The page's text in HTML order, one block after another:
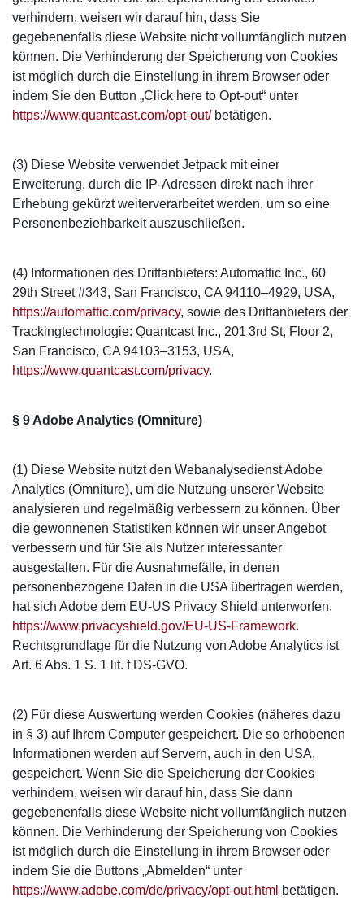
verhindern, weisen wir darauf hin, dass Sie
gegebenenfalls diese Website nicht vollumfänglich nutzen
können. Die Verhinderung der Speicherung von Cookies
ist möglich durch die Einstellung in ihrem Browser oder
indem Sie den Button „Click here to Opt-out“ unter
https://www.quantcast.com/opt-out/betätigen.
(3) Diese Website verwendet Jetpack mit einer
Erweiterung, durch die IP-Adressen direkt nach ihrer
Erhebung gekürzt weiterverarbeitet werden, um so eine
Personenbeziehbarkeit auszuschließen.
(4) Informationen des Drittanbieters: Automattic Inc., 60
29th Street #343, San Francisco, CA 94110–4929, USA,
https://automattic.com/privacy, sowie des Drittanbieters der
Trackingtechnologie: Quantcast Inc., 201 3rd St, Floor 2,
San Francisco, CA 94103–3153, USA,
https://www.quantcast.com/privacy.
§ 9 Adobe Analytics (Omniture)
(1) Diese Website nutzt den Webanalysedienst Adobe
Analytics (Omniture), um die Nutzung unserer Website
analysieren und regelmäßig verbessern zu können. Über
die gewonnenen Statistiken können wir unser Angebot
verbessern und für Sie als Nutzer interessanter
ausgestalten. Für die Ausnahmefälle, in denen
personenbezogene Daten in die USA übertragen werden,
hat sich Adobe dem EU-US Privacy Shield unterworfen,
https://www.privacyshield.gov/EU-US-Framework.
Rechtsgrundlage für die Nutzung von Adobe Analytics ist
Art. 6 Abs. 1 S. 1 lit. f DS-GVO.
(2) Für diese Auswertung werden Cookies (näheres dazu
in § 3) auf Ihrem Computer gespeichert. Die so erhobenen
Informationen werden auf Servern, auch in den USA,
gespeichert. Wenn Sie die Speicherung der Cookies
verhindern, weisen wir darauf hin, dass Sie dann
gegebenenfalls diese Website nicht vollumfänglich nutzen
können. Die Verhinderung der Speicherung von Cookies
ist möglich durch die Einstellung in ihrem Browser oder
indem Sie die Buttons „Abmelden“ unter
https://www.adobe.com/de/privacy/opt-out.html betätigen.